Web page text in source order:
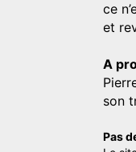
ce
et
A
son
Pas